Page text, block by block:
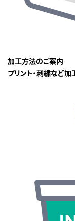
加工方法のご案内
プリント・刺繍など